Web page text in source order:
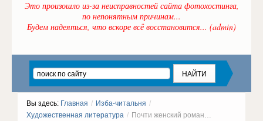
Это произошло из-за неисправностей сайта фотохостинга,
по непонятным причинам...
Будем надеяться, что вскоре всё восстановится... (admin)
Вы здесь: Главная / Изба-читальня /
Художественная литература / Почти женский роман…